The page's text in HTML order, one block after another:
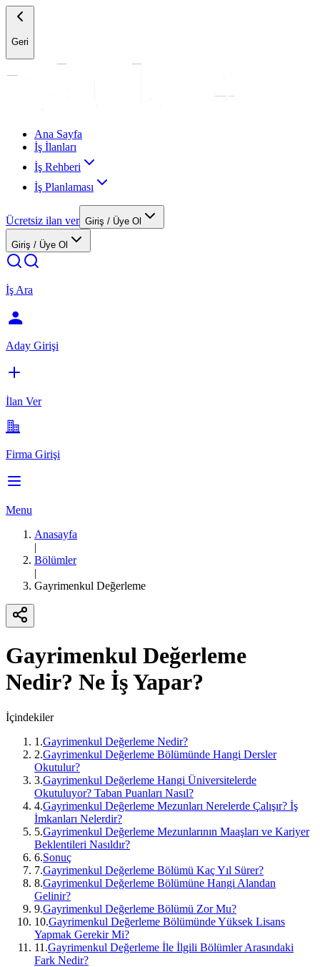
Geri
Ana Sayfa
İş İlanları
İş Rehberi
İş Planlaması
Ücretsiz ilan ver Giriş / Üye Ol
Giriş / Üye Ol
İş Ara
Aday Girişi
İlan Ver
Firma Girişi
Menu
Anasayfa
|
Bölümler
|
Gayrimenkul Değerleme
Gayrimenkul Değerleme
Nedir? Ne İş Yapar?
İçindekiler
1 .Gayrimenkul Değerleme Nedir?
2.Gayrimenkul Değerleme Bölümünde Hangi Dersler
Okutulur?
3.Gayrimenkul Değerleme Hangi Üniversitelerde
Okutuluyor? Taban Puanları Nasıl?
4.Gayrimenkul Değerleme Mezunları Nerelerde Çalışır? İş
İmkanları Nelerdir?
5.Gayrimenkul Değerleme Mezunlarının Maaşları ve Kariyer
Beklentileri Nasıldır?
6.Sonuç
7.Gayrimenkul Değerleme Bölümü Kaç Yıl Sürer?
8.Gayrimenkul Değerleme Bölümüne Hangi Alandan
Gelinir?
9.Gayrimenkul Değerleme Bölümü Zor Mu?
10.Gayrimenkul Değerleme Bölümünde Yüksek Lisans
Yapmak Gerekir Mi?
11 .Gayrimenkul Değerleme İle İlgili Bölümler Arasındaki
Fark Nedir?